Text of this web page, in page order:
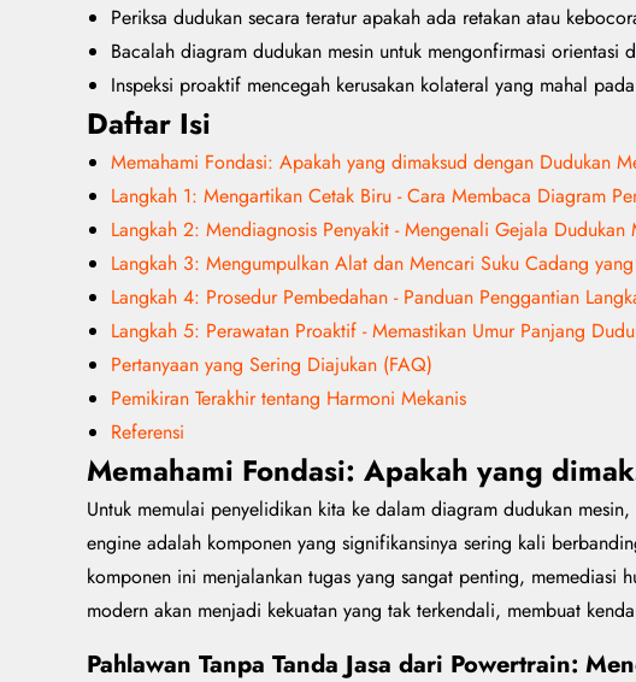
Periksa dudukan secara teratur apakah ada retakan atau
Bacalah diagram dudukan mesin untuk mengonfirmasi orientasi
Inspeksi proaktif mencegah kerusakan kolateral yang mahal
Daftar Isi
Memahami Fondasi: Apakah yang dimaksud dengan Dudukan
Langkah 1: Mengartikan Cetak Biru - Cara Membaca Diagram
Langkah 2: Mendiagnosis Penyakit - Mengenali Gejala Dudukan
Langkah 3: Mengumpulkan Alat dan Mencari Suku Cadang yang
Langkah 4: Prosedur Pembedahan - Panduan Penggantian
Langkah 5: Perawatan Proaktif - Memastikan Umur Panjang
Pertanyaan yang Sering Diajukan (FAQ)
Pemikiran Terakhir tentang Harmoni Mekanis
Referensi
Memahami Fondasi: Apakah yang
Untuk memulai penyelidikan kita ke dalam diagram dudukan
engine adalah komponen yang signifikansinya sering kali
komponen ini menjalankan tugas yang sangat penting, memediasi
modern akan menjadi kekuatan yang tak terkendali, membuat
Pahlawan Tanpa Tanda Jasa dari Powertrain: